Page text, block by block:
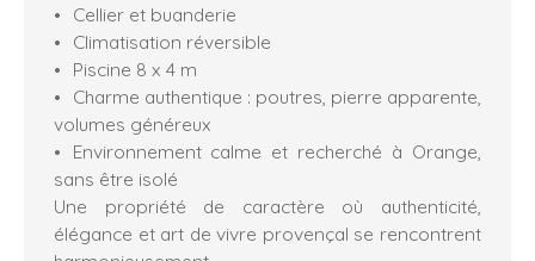
Cellier et buanderie
Climatisation réversible
Piscine 8 x 4 m
Charme authentique : poutres, pierre apparente,
volumes généreux
Environnement calme et recherché à Orange,
sans être isolé
Une propriété de caractère où authenticité,
élégance et art de vivre provençal se rencontrent